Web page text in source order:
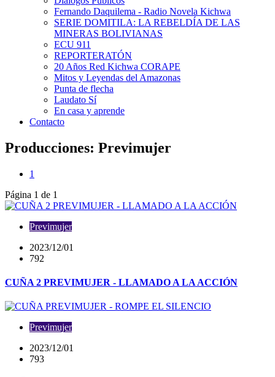
Fernando Daquilema - Radio Novela Kichwa
SERIE DOMITILA: LA REBELDÍA DE LAS
MINERAS BOLIVIANAS
ECU 911
REPORTERATÓN
20 Años Red Kichwa CORAPE
Mitos y Leyendas del Amazonas
Punta de flecha
Laudato Sí
En casa y aprende
Contacto
Producciones: Previmujer
1
Página 1 de 1
Previmujer
2023/12/01
792
CUÑA 2 PREVIMUJER - LLAMADO A LA ACCIÓN
Previmujer
2023/12/01
793